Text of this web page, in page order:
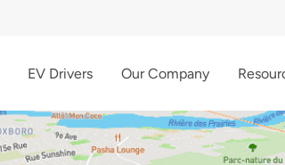
EV Drivers Our Company